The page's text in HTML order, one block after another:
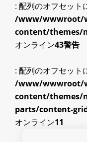
: 配列のオフセット
/www/wwwroot/
content/themes/
オンライン43警告
: 配列のオフセット
/www/wwwroot/
content/themes/
parts/content-
オンライン11